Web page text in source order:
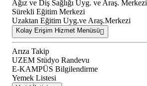
Ağız ve Diş Sağlığı Uyg. ve Araş. Merkezi
Sürekli Eğitim Merkezi
Uzaktan Eğitim Uyg.ve Araş.Merkezi
Kolay Erişim Hizmet Menüsü
Arıza Takip
UZEM Stüdyo Randevu
E-KAMPÜS Bilgilendirme
Yemek Listesi